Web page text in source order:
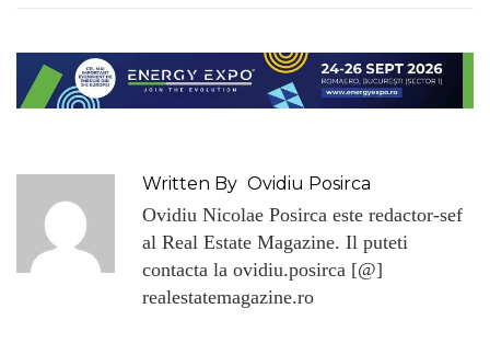
Written By Ovidiu Posirca
Ovidiu Nicolae Posirca este redactor-sef
al Real Estate Magazine. Il puteti
contacta la ovidiu.posirca [@]
realestatemagazine.ro